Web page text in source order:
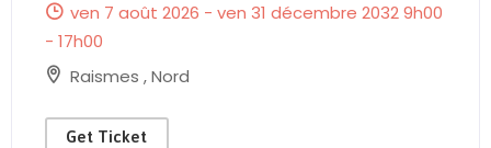
ven 7 août 2026 - ven 31 décembre 2032 9h00
- 17h00
Raismes ,Nord
Get Ticket